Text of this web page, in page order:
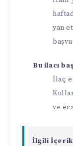
yan
Bu ilacı
İlaç
ve
İlgili